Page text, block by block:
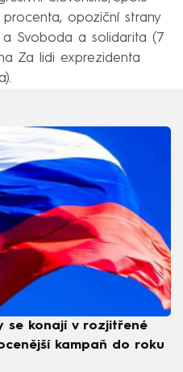
opoziční strany
a Svoboda a solidarita (7
Za lidi exprezidenta
se konají v rozjitřené
kampaň do roku